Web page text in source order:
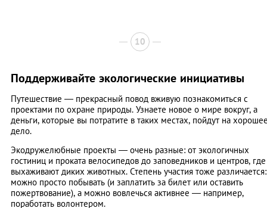
10
Поддерживайте экологические инициативы
Путешествие — прекрасный повод вживую познакомиться с
проектами по охране природы. Узнаете новое о мире вокруг, а
деньги, которые вы потратите в таких местах, пойдут на
дело.
Экодружелюбные проекты — очень разные: от экологичных
гостиниц и проката велосипедов до заповедников и центров, где
выхаживают диких животных. Степень участия тоже различается:
можно просто побывать (и заплатить за билет или оставить
пожертвование), а можно вовлечься активнее — например,
поработать волонтером.